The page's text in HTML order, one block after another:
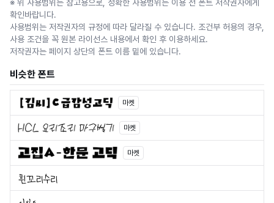
※ 위 사용범위는 참고용으로, 정확한 사용범위는 이용 전 폰트 저작권자에게
확인바랍니다.
사용범위는 저작권자의 규정에 따라 달라질 수 있습니다. 조건부 허용의 경우,
사용 조건을 꼭 원본 라이선스 내용에서 확인 후 이용하세요.
저작권자는 페이지 상단의 폰트 이름 밑에 있습니다.
비슷한 폰트
마켓
마켓
마켓